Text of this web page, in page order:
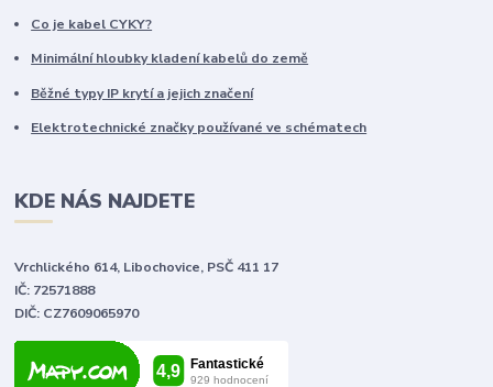
Co je kabel CYKY?
Minimální hloubky kladení kabelů do země
Běžné typy IP krytí a jejich značení
Elektrotechnické značky používané ve schématech
KDE NÁS NAJDETE
Vrchlického 614, Libochovice, PSČ 411 17
IČ: 72571888
DIČ: CZ7609065970